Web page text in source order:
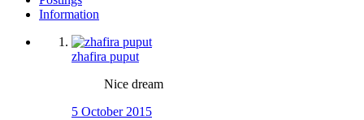
Information
zhafira puput
Nice dream
5 October 2015